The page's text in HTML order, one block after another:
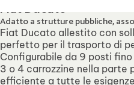
agosto compresi. Il
Fiat Ducato
Adatto a strutture pubbliche,
Fiat Ducato allestito con
perfetto per il trasporto di
Configurabile da 9 posti
3 o 4 carrozzine nella parte
efficiente a tutte le